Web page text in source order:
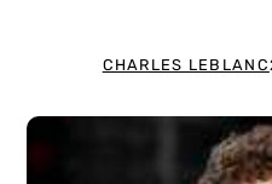
CHARLES LEBLANC